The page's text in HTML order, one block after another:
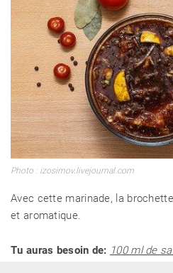
Photo : izosimov.livejournal.com
Avec cette marinade, la
et aromatique.
Tu auras besoin de: 100 ml de